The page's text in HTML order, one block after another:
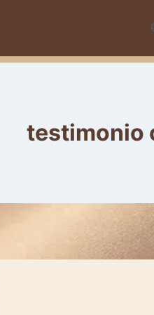
testimonio